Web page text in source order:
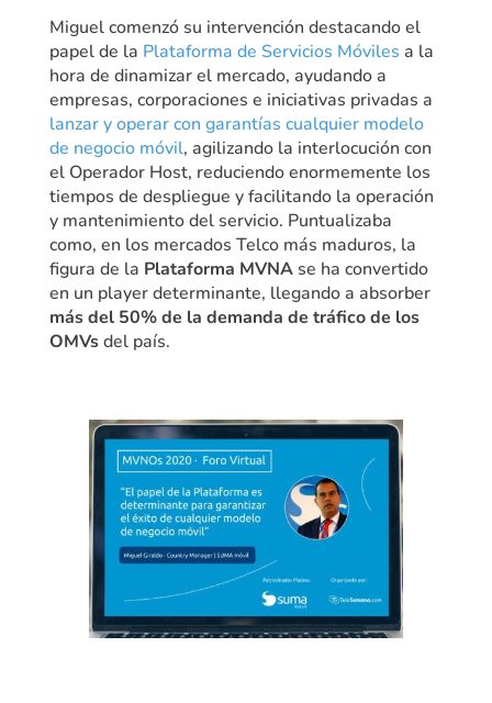
Miguel comenzó su intervención destacando el
papel de la Plataforma de Servicios Móviles a la
hora de dinamizar el mercado, ayudando a
empresas, corporaciones e iniciativas privadas a
lanzar y operar con garantías cualquier modelo
de negocio móvil, agilizando la interlocución con
el Operador Host, reduciendo enormemente los
tiempos de despliegue y facilitando la operación
y mantenimiento del servicio. Puntualizaba
como, en los mercados Telco más maduros, la
figura de la Plataforma MVNAse ha convertido
en un player determinante, llegando a absorber
más del 50% de la demanda de tráfico de los
OMVsdel país.